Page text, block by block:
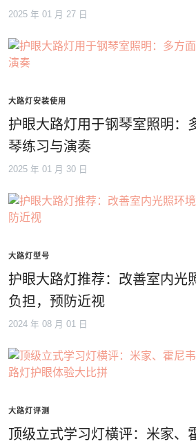
2025 年 01 月 27 日
大路灯安装使用
护眼大路灯用于钢琴室照明：
琴练习与演奏
2025 年 01 月 30 日
大路灯型号
护眼大路灯推荐：改善室内光
负担，预防近视
2024 年 08 月 01 日
大路灯评测
顶级立式学习灯横评：米家、